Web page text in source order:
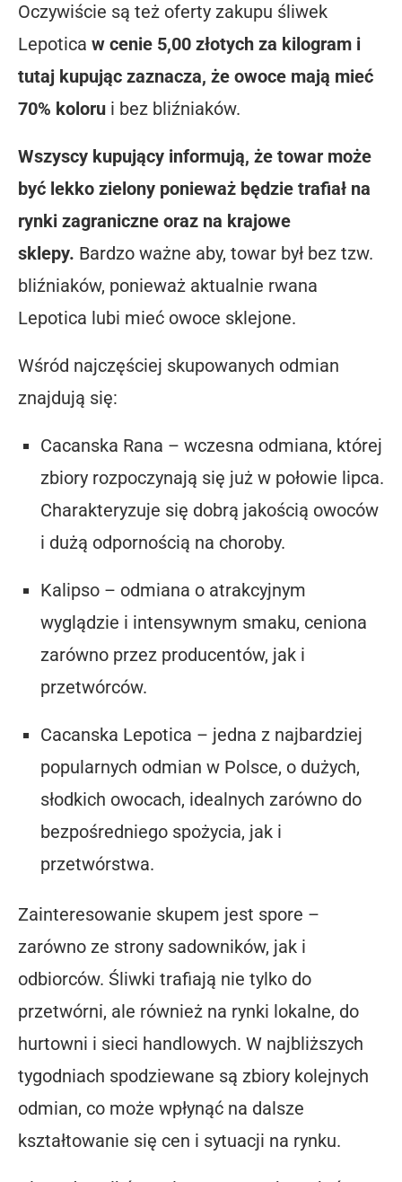
Oczywiście są też oferty zakupu śliwek
Lepotica w cenie 5,00 złotych za kilogram i
tutaj kupując zaznacza, że owoce mają mieć
70% koloru i bez bliźniaków.
Wszyscy kupujący informują, że towar może
być lekko zielony ponieważ będzie trafiał na
rynki zagraniczne oraz na krajowe
sklepy. Bardzo ważne aby, towar był bez tzw.
bliźniaków, ponieważ aktualnie rwana
Lepotica lubi mieć owoce sklejone.
Wśród najczęściej skupowanych odmian
znajdują się:
Cacanska Rana – wczesna odmiana, której
zbiory rozpoczynają się już w połowie lipca.
Charakteryzuje się dobrą jakością owoców
i dużą odpornością na choroby.
Kalipso – odmiana o atrakcyjnym
wyglądzie i intensywnym smaku, ceniona
zarówno przez producentów, jak i
przetwórców.
Cacanska Lepotica – jedna z najbardziej
popularnych odmian w Polsce, o dużych,
słodkich owocach, idealnych zarówno do
bezpośredniego spożycia, jak i
przetwórstwa.
Zainteresowanie skupem jest spore –
zarówno ze strony sadowników, jak i
odbiorców. Śliwki trafiają nie tylko do
przetwórni, ale również na rynki lokalne, do
hurtowni i sieci handlowych. W najbliższych
tygodniach spodziewane są zbiory kolejnych
odmian, co może wpłynąć na dalsze
kształtowanie się cen i sytuacji na rynku.